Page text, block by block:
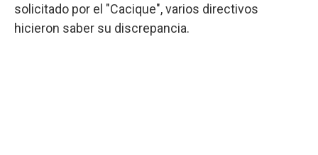
solicitado por el "Cacique", varios directivos
hicieron saber su discrepancia.